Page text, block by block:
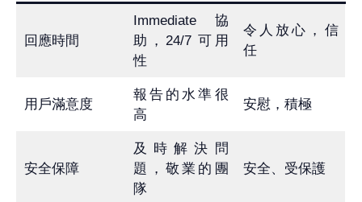
回應時間
Immediate 協
助，24/7 可用
性
令人放心，信
任
用戶滿意度
報告的水準很
高
安慰，積極
安全保障
及時解決問
題，敬業的團
隊
安全、受保護